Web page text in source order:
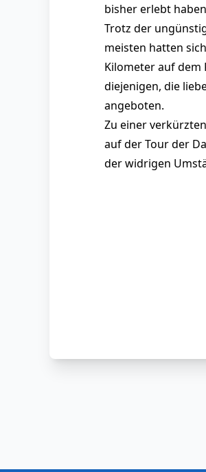
bisher erlebt
Trotz der
meisten hatten
Kilometer auf
diejenigen, die
angeboten.
Zu einer
auf der Tour der
der widrigen